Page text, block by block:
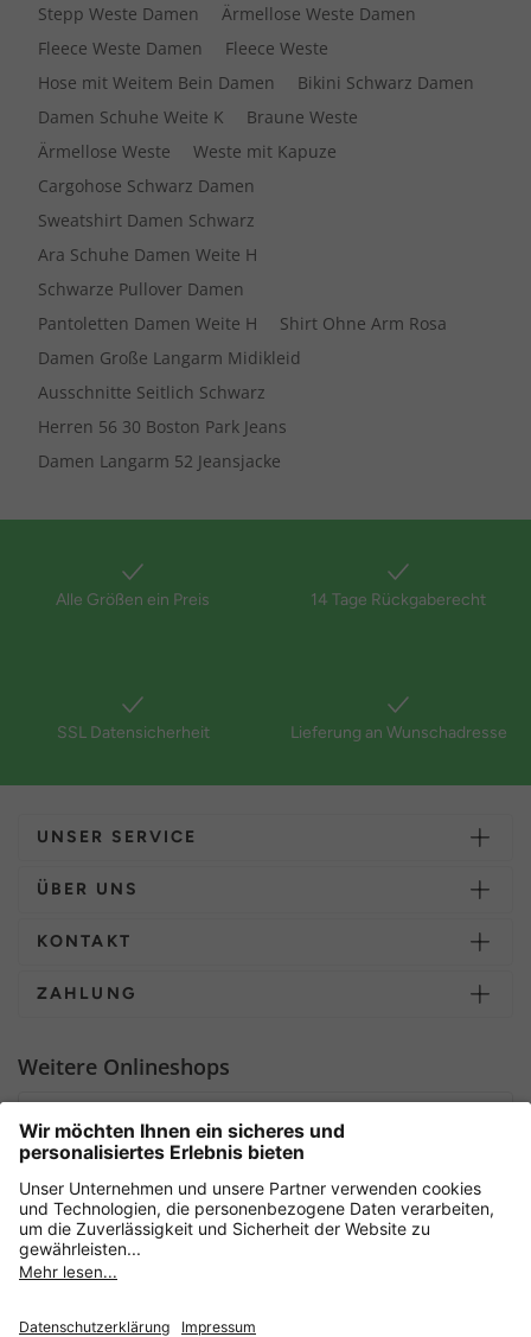
Stepp Weste Damen
Ärmellose Weste Damen
Fleece Weste Damen
Fleece Weste
Hose mit Weitem Bein Damen
Bikini Schwarz Damen
Damen Schuhe Weite K
Braune Weste
Ärmellose Weste
Weste mit Kapuze
Cargohose Schwarz Damen
Sweatshirt Damen Schwarz
Ara Schuhe Damen Weite H
Schwarze Pullover Damen
Pantoletten Damen Weite H
Shirt Ohne Arm Rosa
Damen Große Langarm Midikleid
Ausschnitte Seitlich Schwarz
Herren 56 30 Boston Park Jeans
Damen Langarm 52 Jeansjacke
Alle Größen ein Preis 14 Tage Rückgaberecht
SSL Datensicherheit Lieferung an Wunschadresse
UNSER SERVICE
ÜBER UNS
KONTAKT
ZAHLUNG
Weitere Onlineshops
Sicher einkaufen mit